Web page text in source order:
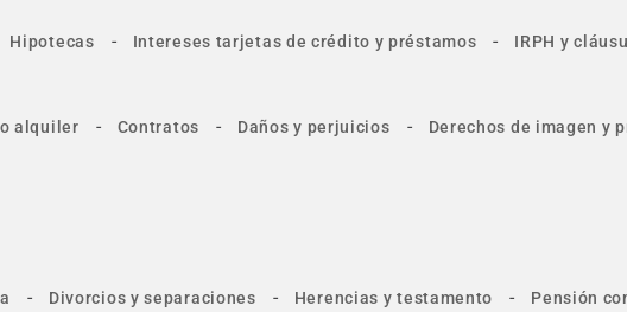
Hipotecas - Intereses tarjetas de crédito y préstamos - IRPH y
alquiler - Contratos - Daños y perjuicios - Derechos de imagen y
- Divorcios y separaciones - Herencias y testamento - Pensión